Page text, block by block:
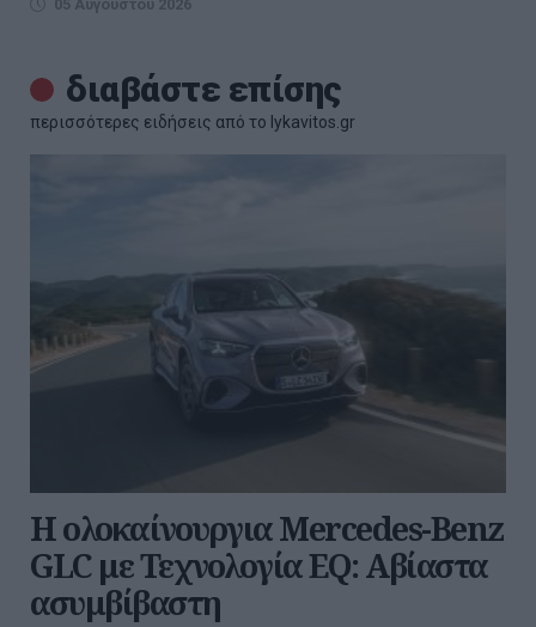
05 Αυγούστου 2026
διαβάστε επίσης
περισσότερες ειδήσεις από το lykavitos.gr
Η ολοκαίνουργια Mercedes-Benz
GLC με Τεχνολογία EQ: Αβίαστα
ασυμβίβαστη